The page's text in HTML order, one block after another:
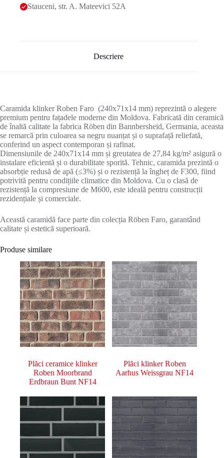
Stauceni, str. A. Mateevici 52A
Descriere
Caramida klinker Roben Faro (240x71x14 mm) reprezintă o alegere
premium pentru fațadele moderne din Moldova. Fabricată din ceramică
de înaltă calitate la fabrica Röben din Bannbersheid, Germania, aceasta
se remarcă prin culoarea sa negru nuanțat și o suprafață reliefată,
conferind un aspect contemporan și rafinat.
Dimensiunile de 240x71x14 mm și greutatea de 27,84 kg/m² asigură o
instalare eficientă și o durabilitate sporită. Tehnic, caramida prezintă o
absorbție redusă de apă (≤3%) și o rezistență la îngheț de F300, fiind
potrivită pentru condițiile climatice din Moldova. Cu o clasă de
rezistență la compresiune de M600, este ideală pentru construcții
rezidențiale și comerciale.
Această caramidă face parte din colecția Röben Faro, garantând
calitate și estetică superioară.
Produse similare
Plăci ceramice klinker
Roben Moorbrand
Erdbraun Bunt NF14
Plăci klinker Roben
Aarhus Weissgrau NF14